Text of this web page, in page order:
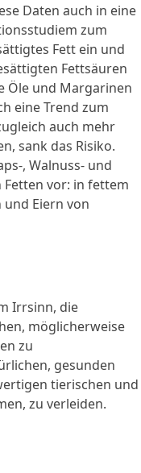
Daten auch in eine
zum
Fett ein und
Fettsäuren
Öle und Margarinen
eine Trend zum
auch mehr
sank das Risiko.
, Walnuss- und
Fetten vor: in fettem
und Eiern von
Irrsinn, die
möglicherweise
zu
gesunden
tierischen und
zu verleiden.